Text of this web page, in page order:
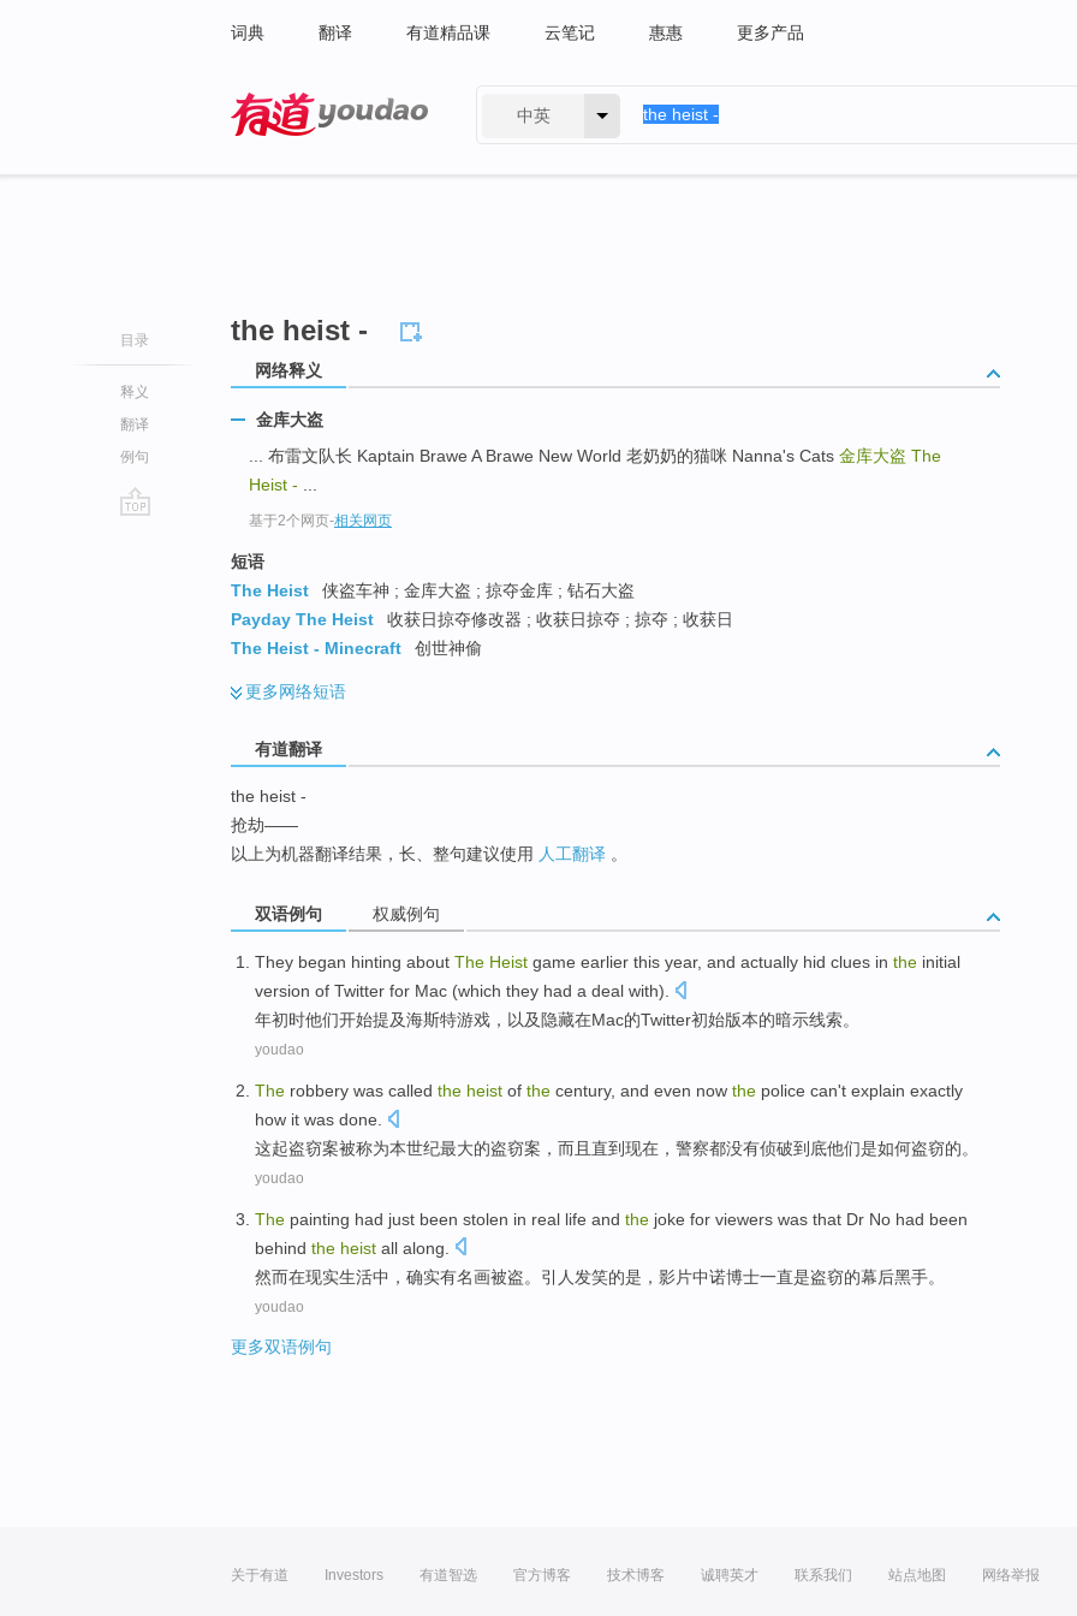
词典 翻译 有道精品课 云笔记 惠惠 更多产品
中英
目录
释义
翻译
例句
the heist -
网络释义
金库大盗
... 布雷文队长 Kaptain Brawe A Brawe New World 老奶奶的猫咪 Nanna's Cats 金库大盗 The
Heist -
基于2个网页-相关网页
短语
The Heist
侠盗车神 ; 金库大盗 ; 掠夺金库 ; 钻石大盗
Payday The Heist
收获日掠夺修改器 ; 收获日掠夺 ; 掠夺 ; 收获日
The Heist - Minecraft
创世神偷
更多网络短语
有道翻译
the heist -
抢劫——
以上为机器翻译结果，长、整句建议使用 人工翻译 。
双语例句 权威例句
They began hinting about The Heist game earlier this year, and actually hid clues in the initial
version of Twitter for Mac (which they had a deal with).
年初时他们开始提及海斯特游戏 ， 以及 隐藏在Mac的Twitter初始版本的暗示线索。
youdao
The robbery was called the heist of the century, and even now the police can't explain exactly
how it was done.
这起盗窃案被称为本世纪最大的盗窃案 ， 而且 直到现在 ， 警察都没有侦破到底他们是如何盗窃的。
youdao
The painting had just been stolen in real life and the joke for viewers was that Dr No had been
behind the heist all along.
然而在现实生活中 ，确实有名画被盗。引人发笑的是 ，影片中诺博士一直是盗窃的幕后黑手。
youdao
更多双语例句
关于有道 Investors 有道智选 官方博客 技术博客 诚聘英才 联系我们 站点地图 网络举报